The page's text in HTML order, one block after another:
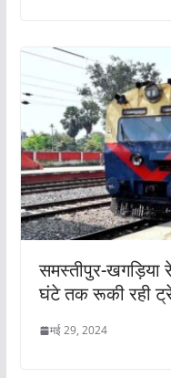
समस्तीपुर-
घंटे तक रूकी रही
मई 29, 2024